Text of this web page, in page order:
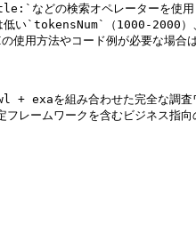
どの検索オペレーターを使用
い`tokensNum`（1000-2000）
の使用方法やコード例が必要な
を組み合わせた完全な調査